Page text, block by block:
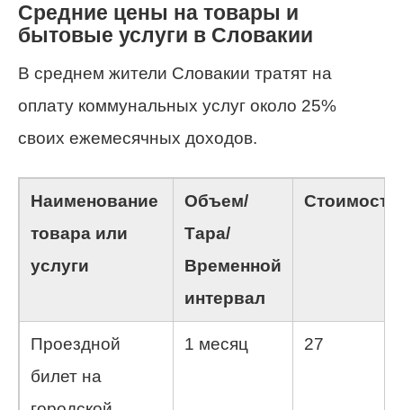
Средние цены на товары и
бытовые услуги в Словакии
В среднем жители Словакии тратят на
оплату коммунальных услуг около 25%
своих ежемесячных доходов.
Наименование
товара или
услуги
Объем/
Тара/
Временной
интервал
Стоимость
Проездной
билет на
1 месяц 27